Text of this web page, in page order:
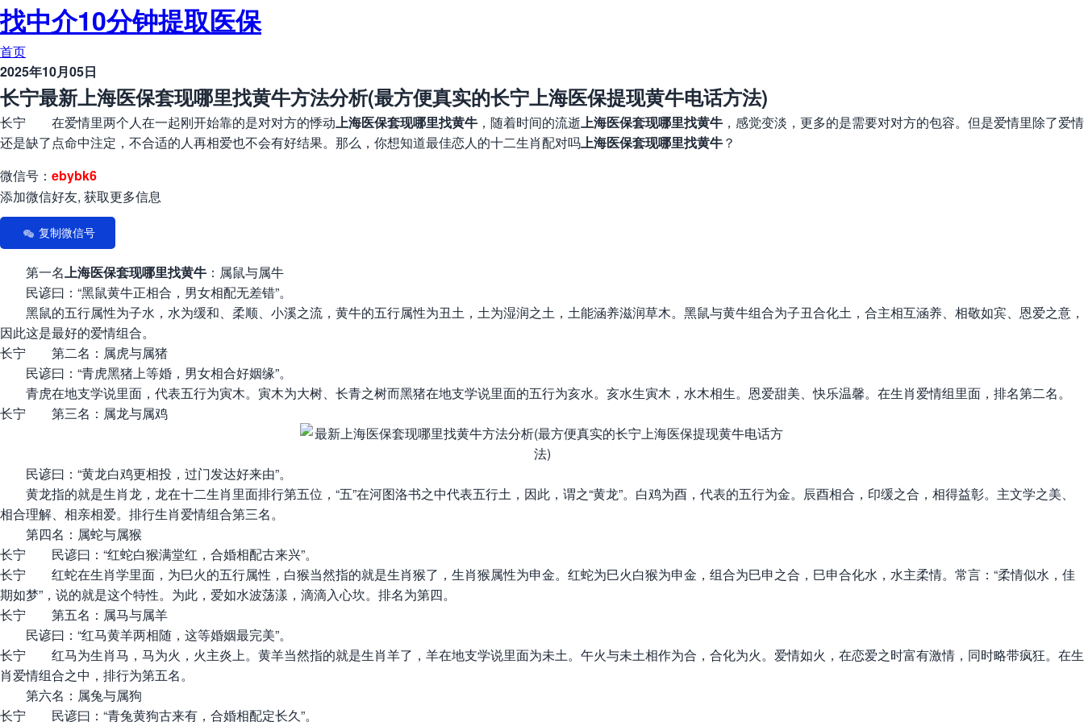
找中介10分钟提取医保
首页
2025年10月05日
长宁最新上海医保套现哪里找黄牛方法分析(最方便真实的长宁上海医保提现黄牛电话方法)
长宁 在爱情里两个人在一起刚开始靠的是对对方的悸动上海医保套现哪里找黄牛 ，随着时间的流逝上海医保套现哪里找黄牛 ，感觉变淡，更多的是需要对对方的包容。但是爱情里除了爱情
还是缺了点命中注定，不合适的人再相爱也不会有好结果。那么，你想知道最佳恋人的十二生肖配对吗上海医保套现哪里找黄牛？
微信号： ebybk6
添加微信好友, 获取更多信息
复制微信号
第一名上海医保套现哪里找黄牛 ：属鼠与属牛
民谚曰：“黑鼠黄牛正相合，男女相配无差错”。
黑鼠的五行属性为子水，水为缓和、柔顺、小溪之流，黄牛的五行属性为丑土，土为湿润之土，土能涵养滋润草木。黑鼠与黄牛组合为子丑合化土，合主相互涵养、相敬如宾、恩爱之意，
因此这是最好的爱情组合。
长宁 第二名：属虎与属猪
民谚曰：“青虎黑猪上等婚，男女相合好姻缘”。
青虎在地支学说里面，代表五行为寅木。寅木为大树、长青之树而黑猪在地支学说里面的五行为亥水。亥水生寅木，水木相生。恩爱甜美、快乐温馨。在生肖爱情组里面，排名第二名。
长宁 第三名：属龙与属鸡
民谚曰：“黄龙白鸡更相投，过门发达好来由”。
黄龙指的就是生肖龙，龙在十二生肖里面排行第五位，“五”在河图洛书之中代表五行土，因此，谓之“黄龙”。白鸡为酉，代表的五行为金。辰酉相合，印缓之合，相得益彰。主文学之美、
相合理解、相亲相爱。排行生肖爱情组合第三名。
第四名：属蛇与属猴
长宁 民谚曰：“红蛇白猴满堂红，合婚相配古来兴”。
长宁 红蛇在生肖学里面，为巳火的五行属性，白猴当然指的就是生肖猴了，生肖猴属性为申金。红蛇为巳火白猴为申金，组合为巳申之合，巳申合化水，水主柔情。常言：“柔情似水，佳
期如梦”，说的就是这个特性。为此，爱如水波荡漾，滴滴入心坎。排名为第四。
长宁 第五名：属马与属羊
民谚曰：“红马黄羊两相随，这等婚姻最完美”。
长宁 红马为生肖马，马为火，火主炎上。黄羊当然指的就是生肖羊了，羊在地支学说里面为未土。午火与未土相作为合，合化为火。爱情如火，在恋爱之时富有激情，同时略带疯狂。在生
肖爱情组合之中，排行为第五名。
第六名：属兔与属狗
长宁 民谚曰：“青兔黄狗古来有，合婚相配定长久”。